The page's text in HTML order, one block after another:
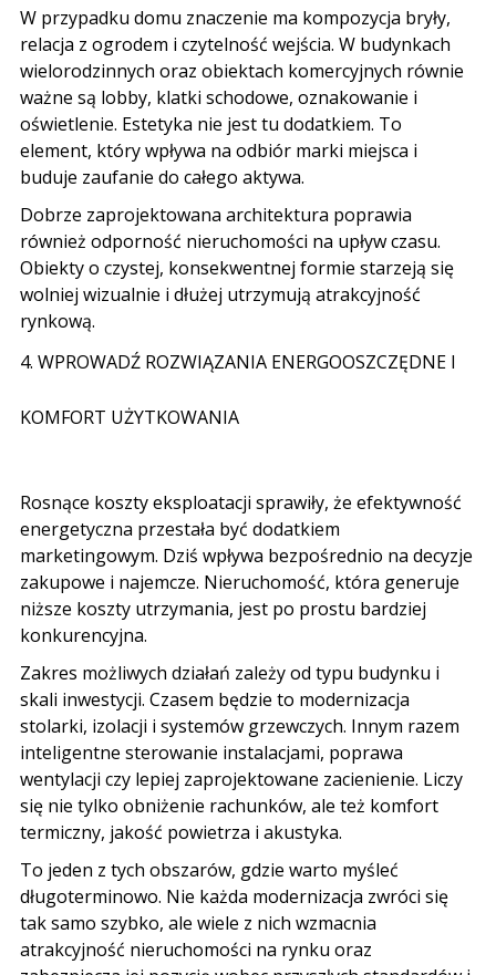
W przypadku domu znaczenie ma kompozycja bryły,
relacja z ogrodem i czytelność wejścia. W budynkach
wielorodzinnych oraz obiektach komercyjnych równie
ważne są lobby, klatki schodowe, oznakowanie i
oświetlenie. Estetyka nie jest tu dodatkiem. To
element, który wpływa na odbiór marki miejsca i
buduje zaufanie do całego aktywa.
Dobrze zaprojektowana architektura poprawia
również odporność nieruchomości na upływ czasu.
Obiekty o czystej, konsekwentnej formie starzeją się
wolniej wizualnie i dłużej utrzymują atrakcyjność
rynkową.
4. WPROWADŹ ROZWIĄZANIA ENERGOOSZCZĘDNE I
KOMFORT UŻYTKOWANIA
Rosnące koszty eksploatacji sprawiły, że efektywność
energetyczna przestała być dodatkiem
marketingowym. Dziś wpływa bezpośrednio na decyzje
zakupowe i najemcze. Nieruchomość, która generuje
niższe koszty utrzymania, jest po prostu bardziej
konkurencyjna.
Zakres możliwych działań zależy od typu budynku i
skali inwestycji. Czasem będzie to modernizacja
stolarki, izolacji i systemów grzewczych. Innym razem
inteligentne sterowanie instalacjami, poprawa
wentylacji czy lepiej zaprojektowane zacienienie. Liczy
się nie tylko obniżenie rachunków, ale też komfort
termiczny, jakość powietrza i akustyka.
To jeden z tych obszarów, gdzie warto myśleć
długoterminowo. Nie każda modernizacja zwróci się
tak samo szybko, ale wiele z nich wzmacnia
atrakcyjność nieruchomości na rynku oraz